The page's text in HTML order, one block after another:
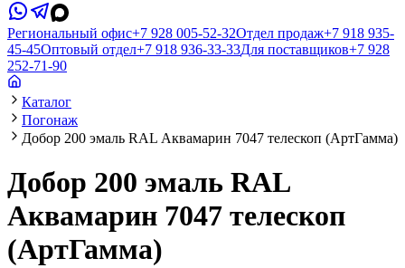
Региональный офис+7 928 005-52-32Отдел продаж+7 918 935-
45-45Оптовый отдел+7 918 936-33-33Для поставщиков+7 928
252-71-90
Каталог
Погонаж
Добор 200 эмаль RAL Аквамарин 7047 телескоп (АртГамма)
Добор 200 эмаль RAL
Аквамарин 7047 телескоп
(АртГамма)